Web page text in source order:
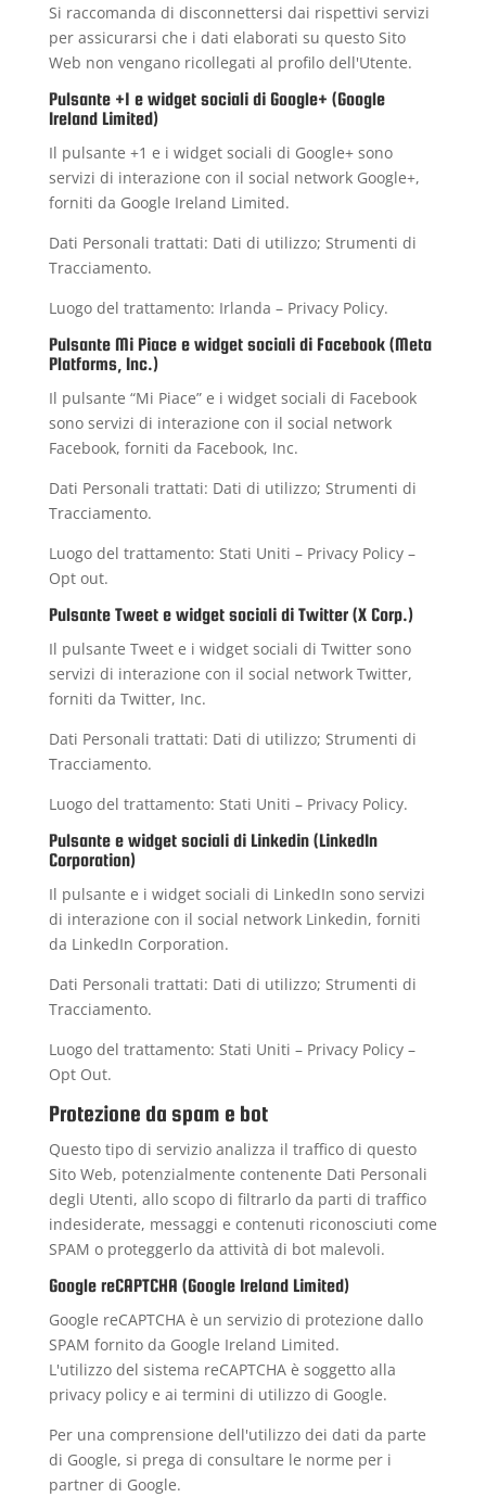
Si raccomanda di disconnettersi dai rispettivi servizi
per assicurarsi che i dati elaborati su questo Sito
Web non vengano ricollegati al profilo dell'Utente.
Pulsante +1 e widget sociali di Google+ (Google
Ireland Limited)
Il pulsante +1 e i widget sociali di Google+ sono
servizi di interazione con il social network Google+,
forniti da Google Ireland Limited.
Dati Personali trattati: Dati di utilizzo; Strumenti di
Tracciamento.
Luogo del trattamento: Irlanda – Privacy Policy.
Pulsante Mi Piace e widget sociali di Facebook (Meta
Platforms, Inc.)
Il pulsante “Mi Piace” e i widget sociali di Facebook
sono servizi di interazione con il social network
Facebook, forniti da Facebook, Inc.
Dati Personali trattati: Dati di utilizzo; Strumenti di
Tracciamento.
Luogo del trattamento: Stati Uniti – Privacy Policy–
Opt out.
Pulsante Tweet e widget sociali di Twitter (X Corp.)
Il pulsante Tweet e i widget sociali di Twitter sono
servizi di interazione con il social network Twitter,
forniti da Twitter, Inc.
Dati Personali trattati: Dati di utilizzo; Strumenti di
Tracciamento.
Luogo del trattamento: Stati Uniti – Privacy Policy.
Pulsante e widget sociali di Linkedin (LinkedIn
Corporation)
Il pulsante e i widget sociali di LinkedIn sono servizi
di interazione con il social network Linkedin, forniti
da LinkedIn Corporation.
Dati Personali trattati: Dati di utilizzo; Strumenti di
Tracciamento.
Luogo del trattamento: Stati Uniti – Privacy Policy–
Opt Out.
Protezione da spam e bot
Questo tipo di servizio analizza il traffico di questo
Sito Web, potenzialmente contenente Dati Personali
degli Utenti, allo scopo di filtrarlo da parti di traffico
indesiderate, messaggi e contenuti riconosciuti come
SPAM o proteggerlo da attività di bot malevoli.
Google reCAPTCHA (Google Ireland Limited)
Google reCAPTCHA è un servizio di protezione dallo
SPAM fornito da Google Ireland Limited.
L'utilizzo del sistema reCAPTCHA è soggetto alla
privacy policye ai termini di utilizzodi Google.
Per una comprensione dell'utilizzo dei dati da parte
di Google, si prega di consultare le norme per i
partner di Google.